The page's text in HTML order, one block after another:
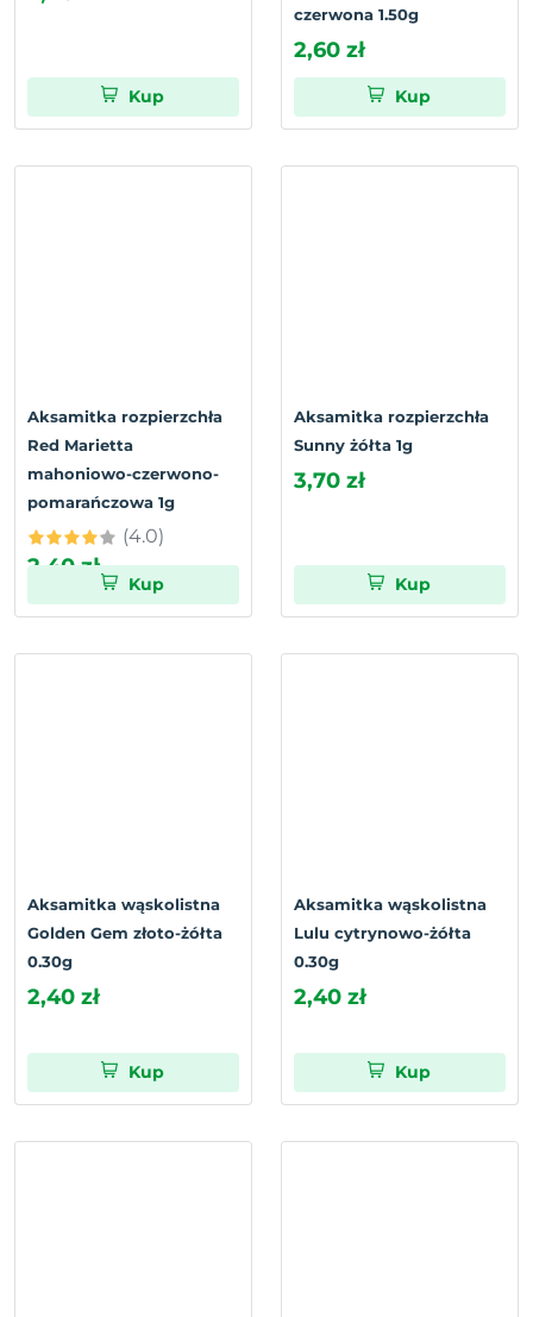
Kup
czerwona 1.50g
2,60 zł
Kup
Aksamitka rozpierzchła
Red Marietta
mahoniowo-czerwono-
pomarańczowa 1g
(4.0)
2,40 zł
Kup
Aksamitka rozpierzchła
Sunny żółta 1g
3,70 zł
Kup
Aksamitka wąskolistna
Golden Gem złoto-żółta
0.30g
2,40 zł
Kup
Aksamitka wąskolistna
Lulu cytrynowo-żółta
0.30g
2,40 zł
Kup